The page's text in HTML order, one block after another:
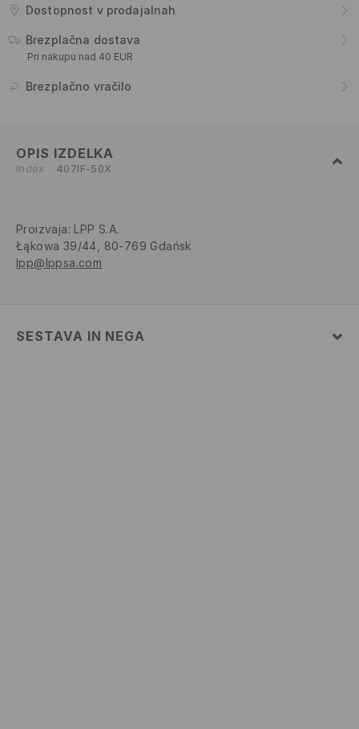
Dostopnost v prodajalnah
Brezplačna dostava
Pri nakupu nad 40 EUR
Brezplačno vračilo
OPIS IZDELKA
Index 407IF-50X
Proizvaja: LPP S.A.
Łąkowa 39/44, 80-769 Gdańsk
lpp@lppsa.com
SESTAVA IN NEGA